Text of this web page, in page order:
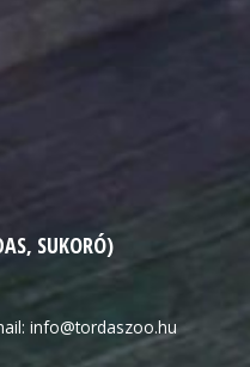
SUKORÓ)
info@tordaszoo.hu